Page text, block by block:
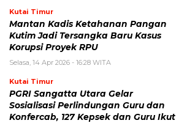
Kutai Timur
Mantan Kadis Ketahanan Pangan
Kutim Jadi Tersangka Baru Kasus
Korupsi Proyek RPU
Selasa, 14 Apr 2026 - 16:28 WITA
Kutai Timur
PGRI Sangatta Utara Gelar
Sosialisasi Perlindungan Guru dan
Konfercab, 127 Kepsek dan Guru Ikut